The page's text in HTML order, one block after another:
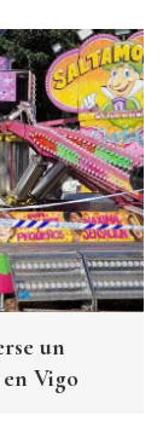
un
Vigo